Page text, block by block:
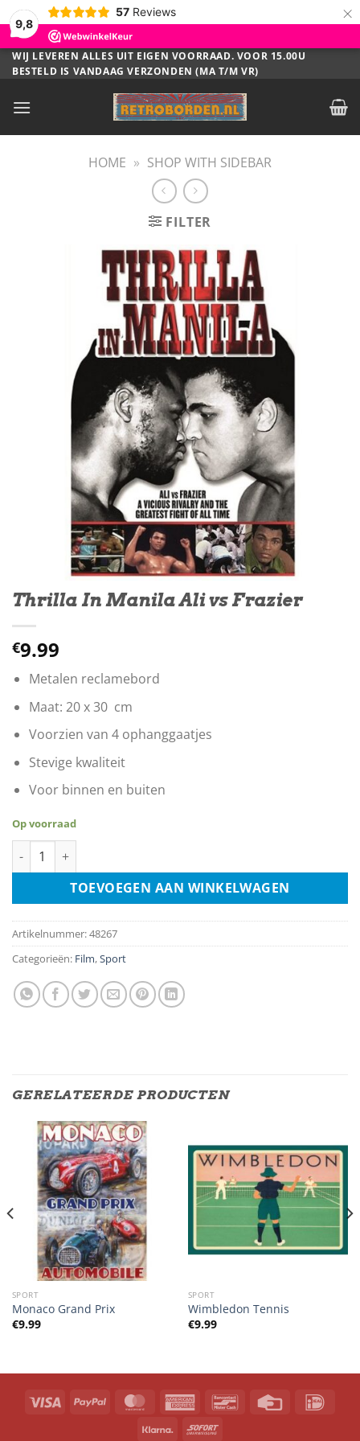
9,8
57 Reviews ×
Ga
naar
WIJ LEVEREN ALLES UIT EIGEN VOORRAAD. VOOR 15.00U
BESTELD IS VANDAAG VERZONDEN (MA T/M VR)
HOME » SHOP WITH SIDEBAR
FILTER
Thrilla In Manila Ali vs Frazier
€9.99
Metalen reclamebord
Maat: 20 x 30 cm
Voorzien van 4 ophanggaatjes
Stevige kwaliteit
Voor binnen en buiten
Op voorraad
Thrilla In Manila Ali vs Frazier aantal
TOEVOEGEN AAN WINKELWAGEN
Artikelnummer:48267
Categorieën: Film,Sport
GERELATEERDE PRODUCTEN
SPORT
Monaco Grand Prix
€9.99
SPORT
Wimbledon Tennis
€9.99